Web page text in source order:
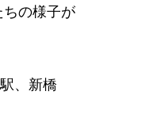
ちの様子が